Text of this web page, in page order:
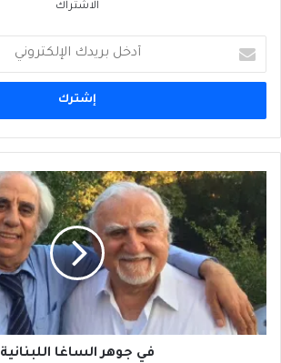
الاشتراك
بريدك
الإلكتروني
الساغا
اللبنانية
في جوهر الساغا اللبنانية